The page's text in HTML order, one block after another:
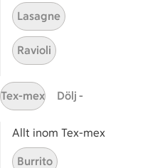
Relaterade kategorier
Jordnötsmjöl
Jordnötssås
Lasagne
Ravioli
Tex-mex Dölj -
Allt inom Tex-mex
Burrito